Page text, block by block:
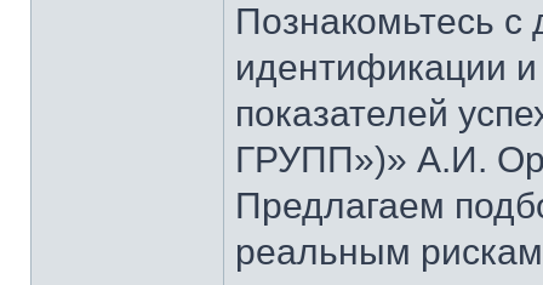
Познакомьтесь
идентификации
показателей
ГРУПП»)» А.И.
Предлагаем
реальным